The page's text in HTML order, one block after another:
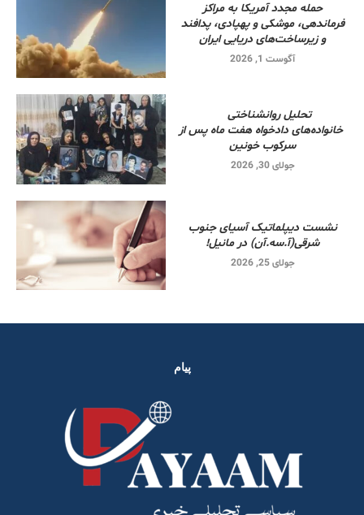
حمله مجدد آمریکا به مراکز
فرماندهی، موشکی و پهپادی، پدافند
و زیرساخت‌های دریایی ایران
آگوست 1, 2026
تحلیل روانشناختی
خانواده‌های دادخواه هفت ماه پس از
سرکوب خونین
جولای 30, 2026
نشست دیپلماتیک آسیای جنوب
شرقی‌(آ.سه.آن) در مانیل!
جولای 25, 2026
پیام